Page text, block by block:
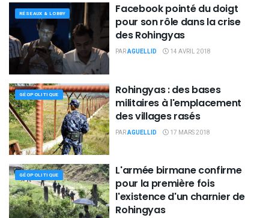
RÉSEAUX & LOBBY
Facebook pointé du doigt
pour son rôle dans la crise
des Rohingyas
PARAGUELLID 14 AVRIL 2018
GÉOPOLITIQUE
Rohingyas : des bases
militaires à l'emplacement
des villages rasés
PARAGUELLID 17 MARS 2018
GÉOPOLITIQUE
L'armée birmane confirme
pour la première fois
l'existence d'un charnier de
Rohingyas